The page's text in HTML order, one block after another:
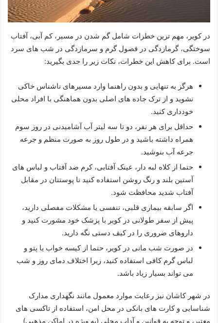
در کویر، مهم ترین خطرات شامل گم شدن در مسیر، کم آبی، آفتاب
سوختگی، گرمازدگی در فصول گرم و سرمازدگی در شب های سرد
است. برای کاهش این خطرات، نکات زیر را جدی بگیرید:
هرگز به تنهایی و بدون راهنما وارد مسیرهای ناشناس خاکی
نشوید و از ترک جاده های اصلی بدون هماهنگی با افراد محلی
خودداری کنید.
حداقل برای هر نفر، دو تا سه لیتر آب آشامیدنی در روز سوم
همراه داشته باشید و در طول روز به صورت منظم و جرعه
جرعه آب بنوشید.
حتما از کلاه لبه دار، عینک آفتابی، کرم ضد آفتاب و لباس های
آستین بلند و رنگ روشن استفاده کنید تا پوستتان در مقابل
آفتاب شدید محافظت شود.
اگر سابقه بیماری قلبی، تنفسی یا مشکلات مفصلی دارید،
پیش از سفر طولانی در کویر با پزشک خود مشورت کنید و
داروهای ضروری را در کیف دستی نگه دارید.
در صورت شب مانی در کویر، حتما از کیسه خواب یا پتو و
لباس گرم کافی استفاده کنید، زیرا اختلاف دمای روز و شب
می تواند بسیار زیاد باشد.
در شهر کاشان نیز رعایت موارد معمول مانند نگهداری مدارک
شناسایی و کارت های بانکی در محل امن، استفاده از تاکسی های
معتبر، و توجه به قوانین و آداب محلی (به ویژه در اماکن مذهبی)